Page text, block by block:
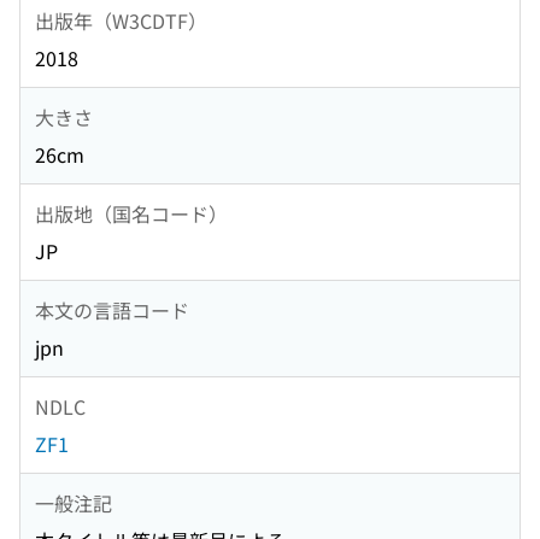
出版年（W3CDTF）
2018
大きさ
26cm
出版地（国名コード）
JP
本文の言語コード
jpn
NDLC
ZF1
一般注記